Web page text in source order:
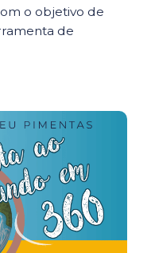
o objetivo de
de